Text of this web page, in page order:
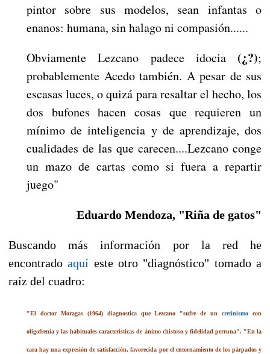
pintor sobre sus modelos, sean infantas o
enanos: humana, sin halago ni compasión......
Obviamente Lezcano padece idocia (¿?);
probablemente Acedo también. A pesar de sus
escasas luces, o quizá para resaltar el hecho, los
dos bufones hacen cosas que requieren un
mínimo de inteligencia y de aprendizaje, dos
cualidades de las que carecen....Lezcano conge
un mazo de cartas como si fuera a repartir
juego"
Eduardo Mendoza, "Riña de gatos"
Buscando más información por la red he
encontradoaquí este otro "diagnóstico" tomado a
raíz del cuadro:
"El doctor Moragas (1964) diagnostica que Lezcano "sufre de uncretinismo con
oligofrenia y las habituales características de ánimo chistoso y fidelidad perruna". "En la
cara hay una expresión de satisfacción, favorecida por el entornamiento de los párpados y